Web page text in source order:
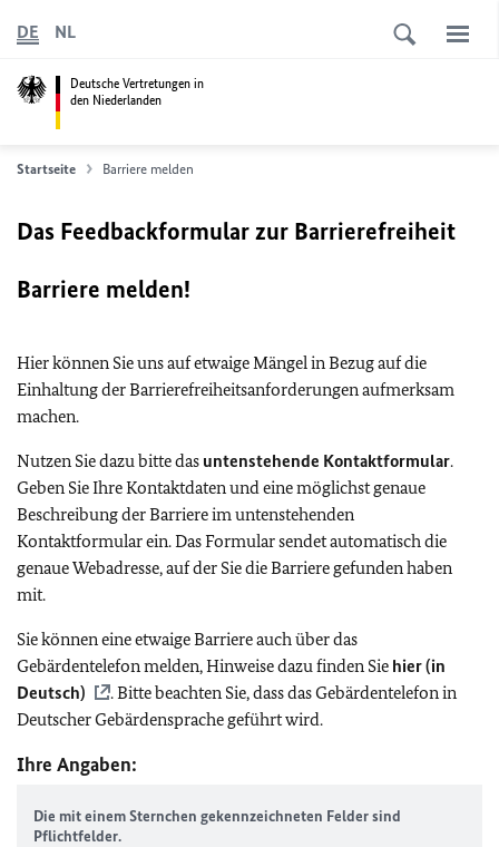
Deutsche Vertretungen in
den Niederlanden
DE NL
Startseite Barriere melden
Das Feedbackformular zur Barrierefreiheit
Barriere melden!
Hier können Sie uns auf etwaige Mängel in Bezug auf die
Einhaltung der Barrierefreiheitsanforderungen aufmerksam
machen.
Nutzen Sie dazu bitte das untenstehende Kontaktformular.
Geben Sie Ihre Kontaktdaten und eine möglichst genaue
Beschreibung der Barriere im untenstehenden
Kontaktformular ein. Das Formular sendet automatisch die
genaue Webadresse, auf der Sie die Barriere gefunden haben
mit.
Sie können eine etwaige Barriere auch über das
Gebärdentelefon melden, Hinweise dazu finden Sie hier (in
Deutsch)
. Bitte beachten Sie, dass das Gebärdentelefon in
Deutscher Gebärdensprache geführt wird.
Ihre Angaben:
Die mit einem Sternchen gekennzeichneten Felder sind
Pflichtfelder.